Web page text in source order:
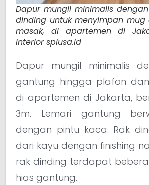
Dapur mungil minimalis
dinding untuk menyimpan
masak, di apartemen di
interior splusa.id
Dapur mungil minimalis
gantung hingga plafon
di apartemen di Jakarta,
3m. Lemari gantung
dengan pintu kaca. Rak
dari kayu dengan finishing
rak dinding terdapat
hias gantung.